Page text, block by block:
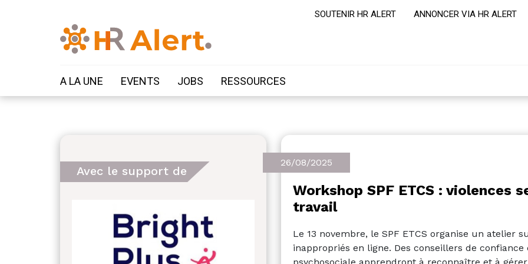
SOUTENIR HR ALERT ANNONCER VIA HR ALERT
A LA UNE EVENTS JOBS RESSOURCES
Avec le support de
26/08/2025
Workshop SPF ETCS : violences
travail
Le 13 novembre, le SPF ETCS organise un atelier
inappropriés en ligne. Des conseillers de